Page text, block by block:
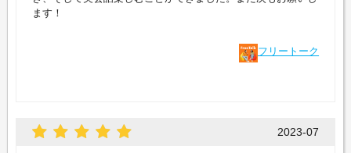
ます！
フリートーク
2023-07